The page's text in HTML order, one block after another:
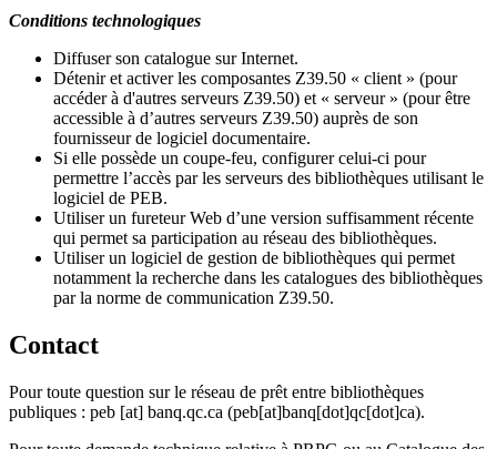
Conditions technologiques
Diffuser son catalogue sur Internet.
Détenir et activer les composantes Z39.50 « client » (pour
accéder à d'autres serveurs Z39.50) et « serveur » (pour être
accessible à d’autres serveurs Z39.50) auprès de son
fournisseur de logiciel documentaire.
Si elle possède un coupe-feu, configurer celui-ci pour
permettre l’accès par les serveurs des bibliothèques utilisant le
logiciel de PEB.
Utiliser un fureteur Web d’une version suffisamment récente
qui permet sa participation au réseau des bibliothèques.
Utiliser un logiciel de gestion de bibliothèques qui permet
notamment la recherche dans les catalogues des bibliothèques
par la norme de communication Z39.50.
Contact
Pour toute question sur le réseau de prêt entre bibliothèques
publiques : peb [at] banq.qc.ca (peb[at]banq[dot]qc[dot]ca).